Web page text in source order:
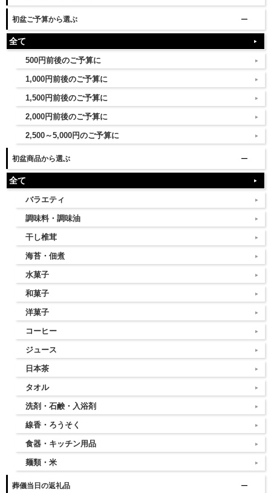
初盆ご予算から選ぶ
全て
500円前後のご予算に
1,000円前後のご予算に
1,500円前後のご予算に
2,000円前後のご予算に
2,500～5,000円のご予算に
初盆商品から選ぶ
全て
バラエティ
調味料・調味油
干し椎茸
海苔・佃煮
水菓子
和菓子
洋菓子
コーヒー
ジュース
日本茶
タオル
洗剤・石鹸・入浴剤
線香・ろうそく
食器・キッチン用品
麺類・米
葬儀当日の返礼品